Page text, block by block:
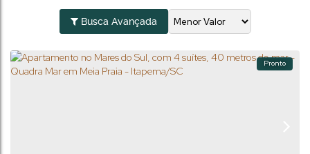
Busca Avançada
Pronto